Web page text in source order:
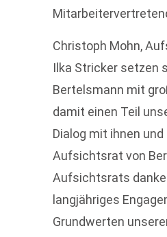
Christoph Mohn,
Ilka Stricker setzen
Bertelsmann mit
damit einen Teil
Dialog mit ihnen
Aufsichtsrat von
Aufsichtsrats
langjähriges
Grundwerten